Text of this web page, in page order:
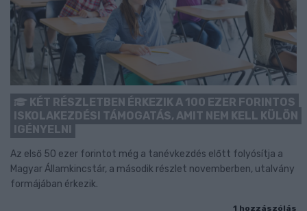
KÉT RÉSZLETBEN ÉRKEZIK A 100 EZER FORINTOS
ISKOLAKEZDÉSI TÁMOGATÁS, AMIT NEM KELL KÜLÖN
IGÉNYELNI
Az első 50 ezer forintot még a tanévkezdés előtt folyósítja a
Magyar Államkincstár, a második részlet novemberben, utalvány
formájában érkezik.
1 hozzászólás